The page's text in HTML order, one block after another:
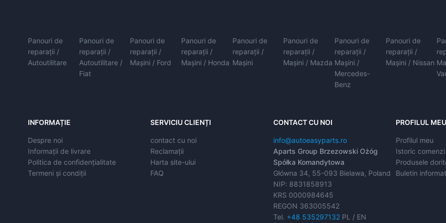
Panouri de
reparații /
Autoutilitare
Panouri de
reparații /
Autoutilitare /
Fiat
Panouri de
reparații /
Mașini / Ford
Panouri de
reparații /
Mașini / Honda
Panouri de
reparații /
Mașini
Panouri de
reparații /
Mașini / Mazda
Panouri de
reparații /
Mașini /
Mercedes-
Benz
Panouri de
reparații /
Mașini / Nissan
INFORMAȚIE
Despre noi
Informații de livrare
Politica de confidențialitate
Termeni și condiții
SERVICIU CLIENȚI
contact cu noi
Reclamații
Harta site-ului
FAQ
CONTACT CU NOI
info@autoeasyparts.ro
Aparts Group Brzezowski Ożóg
Spółka Komandytowa
Główna 34, 55-093 Bielawa, Poland
NIP: 8831858913
KRS 0000984645
REGON 363005542
Tel. +48 535297132PL / EN
PROFILUL MEU
Profilul meu
Istoric comenzi
Produsele
Buletin